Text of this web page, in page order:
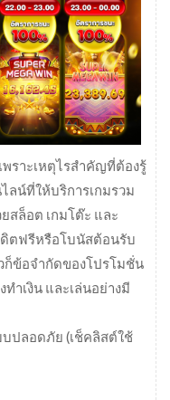
พราะเหตุไรสำคัญที่ต้องรู้
ลน์ที่ให้บริการเกมรวม
สล็อต เกมโต๊ะ และ
ดิตฟรีหรือโบนัสต้อนรับ
ก็ข้อจำกัดของโปรโมชั่น
ำเงิน และเล่นอย่างมี
ปลอดภัย (เช็คลิสต์ใช้